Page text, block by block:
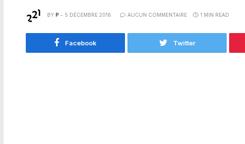
BY P 5 DÉCEMBRE 2016 AUCUN COMMENTAIRE 1 MIN READ
Facebook Twitter